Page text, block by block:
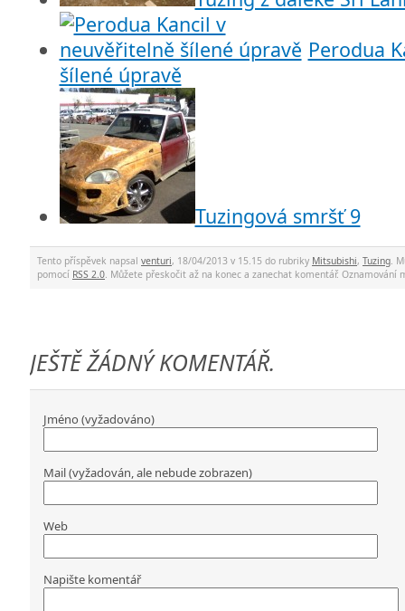
Perodua
šílené úpravě
Tuzingová smršť 9
Tento příspěvek napsal venturi, 18/04/2013 v 15.15 do rubriky Mitsubishi, Tuzing.
pomocí RSS 2.0. Můžete přeskočit až na konec a zanechat komentář. Oznamování
JEŠTĚ ŽÁDNÝ KOMENTÁŘ.
Jméno (vyžadováno)
Mail (vyžadován, ale nebude zobrazen)
Web
Napište komentář